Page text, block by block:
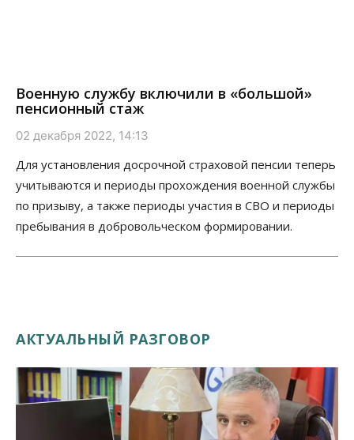
Военную службу включили в «большой»
пенсионный стаж
02 декабря 2022, 14:13
Для установления досрочной страховой пенсии теперь
учитываются и периоды прохождения военной службы
по призыву, а также периоды участия в СВО и периоды
пребывания в добровольческом формировании.
АКТУАЛЬНЫЙ РАЗГОВОР